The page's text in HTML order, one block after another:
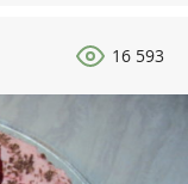
16 593